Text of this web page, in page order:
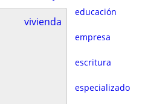
vivienda
educación
empresa
escritura
especializado